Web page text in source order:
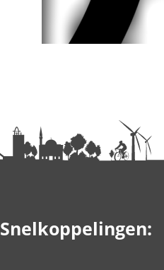
Snelkoppelingen: